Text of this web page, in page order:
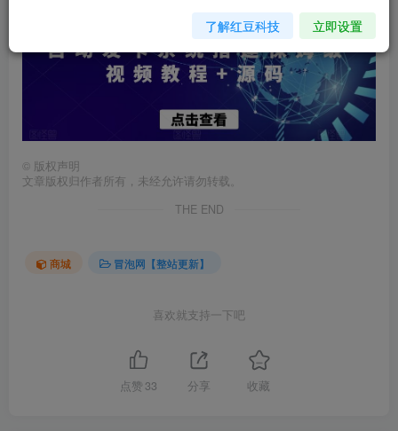
© 版权声明
文章版权归作者所有，未经允许请勿转载。
THE END
商城 冒泡网【整站更新】
喜欢就支持一下吧
点赞 33 分享 收藏
了解红豆科技 立即设置